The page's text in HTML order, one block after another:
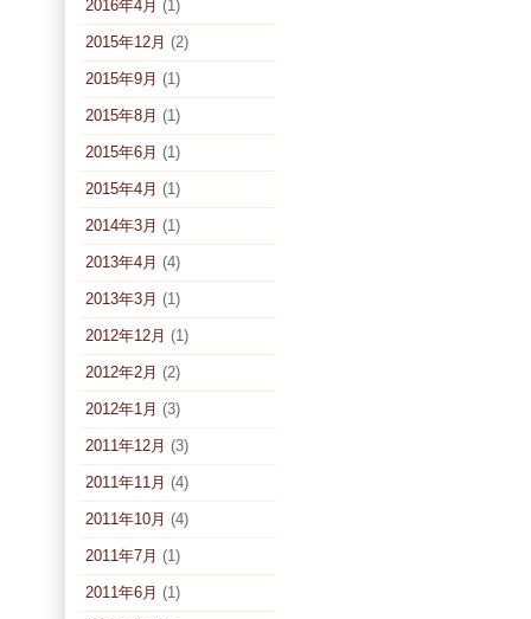
2016年4月 (1)
2015年12月 (2)
2015年9月 (1)
2015年8月 (1)
2015年6月 (1)
2015年4月 (1)
2014年3月 (1)
2013年4月 (4)
2013年3月 (1)
2012年12月 (1)
2012年2月 (2)
2012年1月 (3)
2011年12月 (3)
2011年11月 (4)
2011年10月 (4)
2011年7月 (1)
2011年6月 (1)